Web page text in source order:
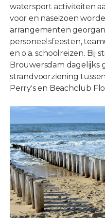
watersport activiteiten
voor en naseizoen
arrangementen
personeelsfeesten,
en o.a. schoolreizen. Bij
Brouwersdam dagelijks
strandvoorziening
Perry's en Beachclub